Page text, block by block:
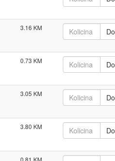
3.16
0.73
3.05
3.80
0.81